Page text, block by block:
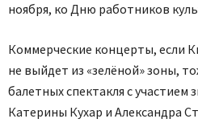
ноября, ко Дню работников
Коммерческие концерты, если
не выйдет из «зелёной» зоны,
балетных спектакля с участием
Катерины Кухар и Александра